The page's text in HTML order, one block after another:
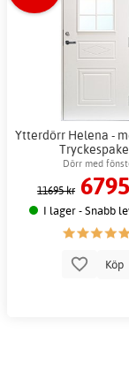
Ytterdörr Helena -
Dörr med
11695 kr
I lager - Snabb
Köp